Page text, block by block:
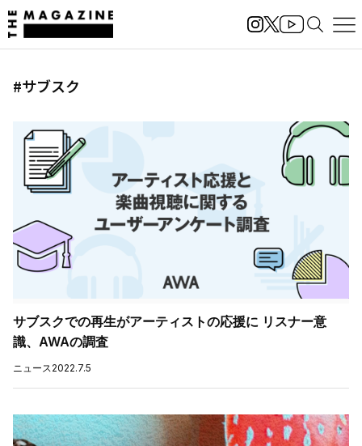
#サブスク
サブスクでの再生がアーティストの応援に リスナー意
識、AWAの調査
ニュース 2022.7.5